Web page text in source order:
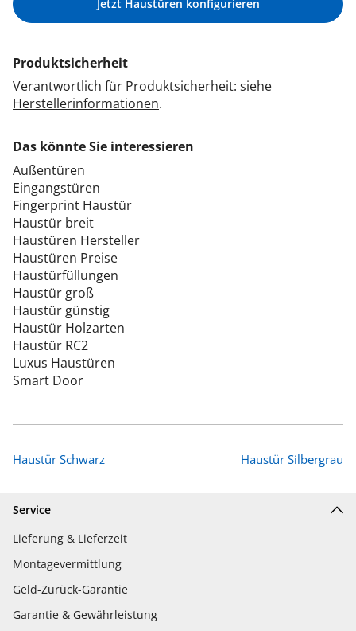
Jetzt Haustüren konfigurieren
Produktsicherheit
Verantwortlich für Produktsicherheit: siehe
Herstellerinformationen.
Das könnte Sie interessieren
Außentüren
Eingangstüren
Fingerprint Haustür
Haustür breit
Haustüren Hersteller
Haustüren Preise
Haustürfüllungen
Haustür groß
Haustür günstig
Haustür Holzarten
Haustür RC2
Luxus Haustüren
Smart Door
Haustür Schwarz Haustür Silbergrau
Service
Lieferung & Lieferzeit
Montagevermittlung
Geld-Zurück-Garantie
Garantie & Gewährleistung